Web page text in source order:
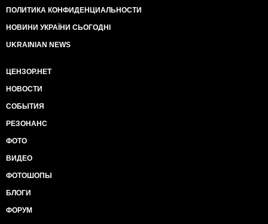
ПОЛИТИКА КОНФИДЕНЦИАЛЬНОСТИ
НОВИНИ УКРАЇНИ СЬОГОДНІ
UKRAINIAN NEWS
ЦЕНЗОР.НЕТ
НОВОСТИ
СОБЫТИЯ
РЕЗОНАНС
ФОТО
ВИДЕО
ФОТОШОПЫ
БЛОГИ
ФОРУМ